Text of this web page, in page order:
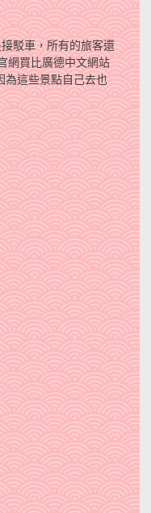
駁車，所有的旅客還
網買比廣德中文網站
為這些景點自己去也